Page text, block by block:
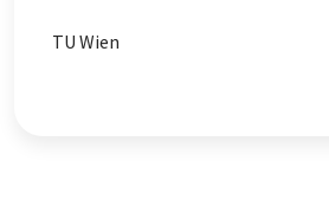
TU Wien